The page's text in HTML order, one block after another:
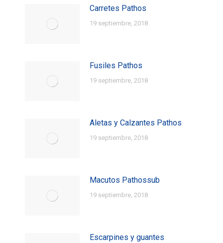
Carretes Pathos
19 septiembre, 2018
Fusiles Pathos
19 septiembre, 2018
Aletas y Calzantes Pathos
19 septiembre, 2018
Macutos Pathossub
19 septiembre, 2018
Escarpines y guantes